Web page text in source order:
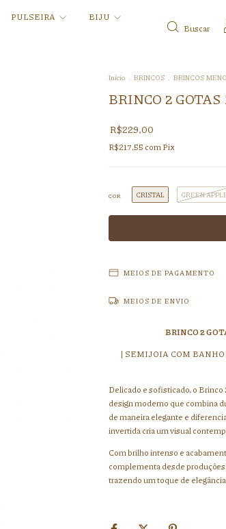
PULSEIRA
BIJU
Buscar
Início . BRINCOS . BRINCOS
BRINCO 2
R$229,00
R$217,55 comPix
COR CRISTAL GREEN
MEIOS DE PAGAMENTO
MEIOS DE ENVIO
BRINCO 2
| SEMIJOIA COM BANHO
Delicado e sofisticado, o Brinco
design moderno que combina
de maneira elegante e
invertida cria um visual
Com brilho intenso e
complementa desde
trazendo um toque de